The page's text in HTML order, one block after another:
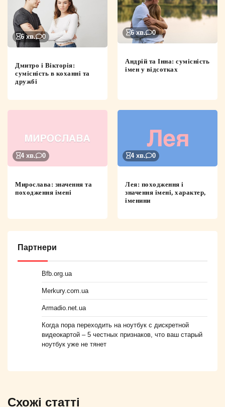
6 хв. 0
Дмитро і Вікторія:
сумісність в коханні та
дружбі
6 хв. 0
Андрій та Інна: сумісність
імен у відсотках
4 хв. 0
Мирослава: значення та
походження імені
4 хв. 0
Лея: походження і
значення імені, характер,
іменини
Партнери
Bfb.org.ua
Merkury.com.ua
Armadio.net.ua
Когда пора переходить на ноутбук с дискретной
видеокартой – 5 честных признаков, что ваш старый
ноутбук уже не тянет
Схожі статті